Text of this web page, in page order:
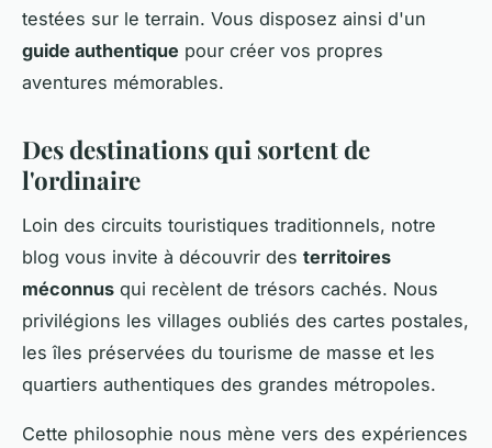
testées sur le terrain. Vous disposez ainsi d'un
guide authentique pour créer vos propres
aventures mémorables.
Des destinations qui sortent de
l'ordinaire
Loin des circuits touristiques traditionnels, notre
blog vous invite à découvrir des territoires
méconnus qui recèlent de trésors cachés. Nous
privilégions les villages oubliés des cartes postales,
les îles préservées du tourisme de masse et les
quartiers authentiques des grandes métropoles.
Cette philosophie nous mène vers des expériences